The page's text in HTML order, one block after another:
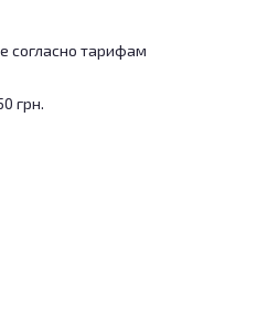
согласно тарифам
грн.